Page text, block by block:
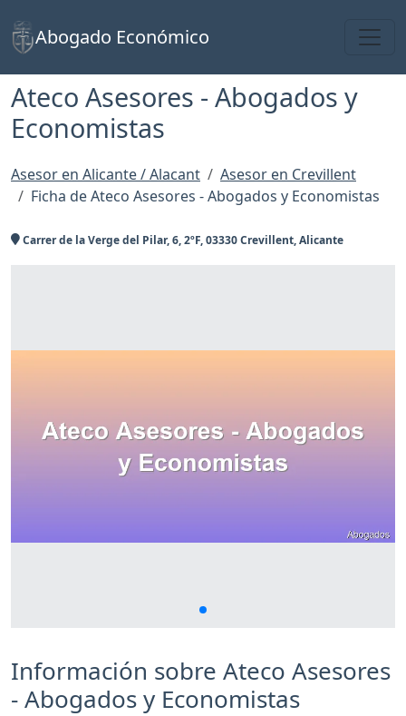
Abogado Económico
Ateco Asesores - Abogados y
Economistas
Asesor en Alicante / Alacant
Asesor en Crevillent
Ficha de Ateco Asesores - Abogados y Economistas
Carrer de la Verge del Pilar, 6, 2ºF, 03330 Crevillent, Alicante
Información sobre Ateco Asesores
- Abogados y Economistas